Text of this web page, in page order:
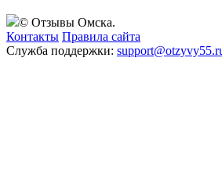
© Отзывы Омска.
Контакты Правила сайта
Служба поддержки: